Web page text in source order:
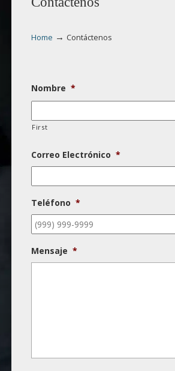
Home → Contáctenos
Nombre *
First
Correo Electrónico *
Teléfono *
Mensaje *